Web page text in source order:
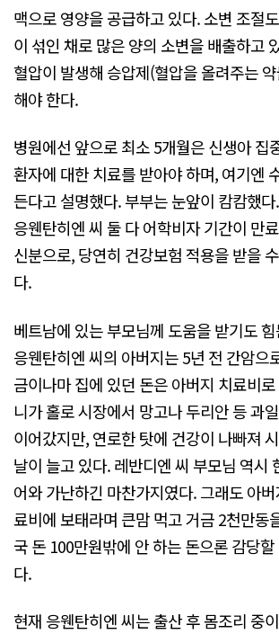
맥으로 영양을 공급하고 있다. 소변 조절
이 섞인 채로 많은 양의 소변을 배출하고
혈압이 발생해 승압제(혈압을 올려주는
해야 한다.
병원에선 앞으로 최소 5개월은 신생아 집
환자에 대한 치료를 받아야 하며, 여기엔
든다고 설명했다. 부부는 눈앞이 캄캄했
응웬탄히엔 씨 둘 다 어학비자 기간이 만
신분으로, 당연히 건강보험 적용을 받을
다.
베트남에 있는 부모님께 도움을 받기도
응웬탄히엔 씨의 아버지는 5년 전 간암으
금이나마 집에 있던 돈은 아버지 치료비
니가 홀로 시장에서 망고나 두리안 등 과
이어갔지만, 연로한 탓에 건강이 나빠져
날이 늘고 있다. 레반디엔 씨 부모님 역시
어와 가난하긴 마찬가지였다. 그래도 아
료비에 보태라며 큰맘 먹고 거금 2천만동
국 돈 100만원밖에 안 하는 돈으론 감당
다.
현재 응웬탄히엔 씨는 출산 후 몸조리 중